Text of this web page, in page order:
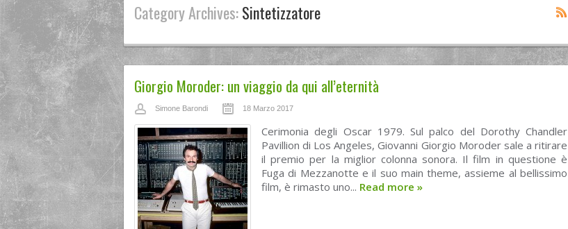
Category Archives:Sintetizzatore
Giorgio Moroder: un viaggio da qui all’eternità
Simone Barondi 18 Marzo 2017
Cerimonia degli Oscar 1979. Sul palco del Dorothy Chandler
Pavillion di Los Angeles, Giovanni Giorgio Moroder sale a ritirare
il premio per la miglior colonna sonora. Il film in questione è
Fuga di Mezzanotte e il suo main theme, assieme al bellissimo
film, è rimasto uno... Read more »